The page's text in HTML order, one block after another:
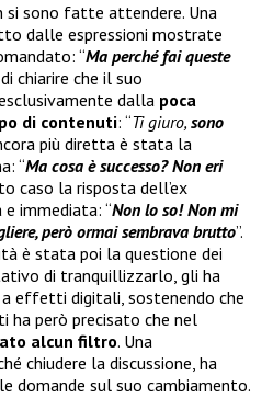
si sono fatte attendere. Una
dalle espressioni mostrate
“Ma perché fai queste
chiarire che il suo
dalla poca
di contenuti: “Ti giuro, sono
più diretta è stata la
“Ma cosa è successo? Non eri
caso la risposta dell’ex
immediata: “Non lo so! Non mi
però ormai sembrava brutto”.
è stata poi la questione dei
di tranquillizzarlo, gli ha
effetti digitali, sostenendo che
ha però precisato che nel
alcun filtro. Una
chiudere la discussione, ha
domande sul suo cambiamento.